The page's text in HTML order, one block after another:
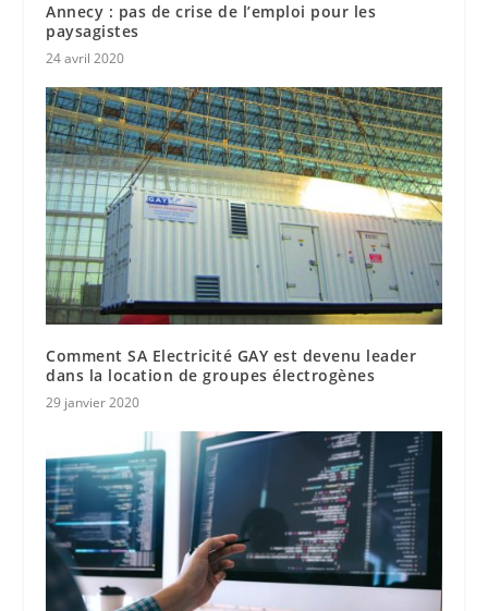
Annecy : pas de crise de l’emploi pour les
paysagistes
24 avril 2020
Comment SA Electricité GAY est devenu leader
dans la location de groupes électrogènes
29 janvier 2020